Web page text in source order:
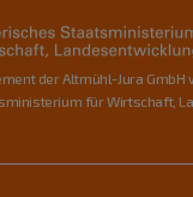
der Altmühl-Jura
für Wirtschaft,